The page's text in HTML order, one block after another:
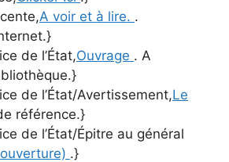
A voir et à lire. .
de l’État,Ouvrage . A
de l’État/Avertissement,Le
référence.}
de l’État/Épitre au général
.}